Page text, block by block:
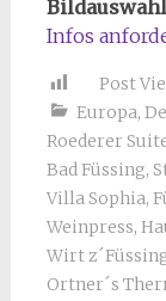
Infos
Post
Europa,
Roederer
Bad Füssing,
Villa Sophia,
Weinpress,
Wirt
Ortner´s